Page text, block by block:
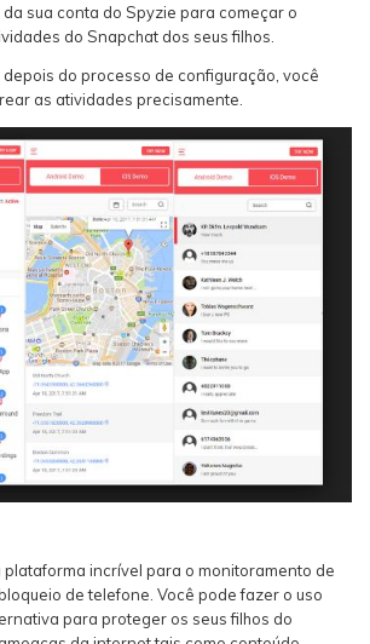
sua conta do Spyzie para começar o
do Snapchat dos seus filhos.
depois do processo de configuração, você
as atividades precisamente.
plataforma incrível para o monitoramento de
de telefone. Você pode fazer o uso
para proteger os seus filhos do